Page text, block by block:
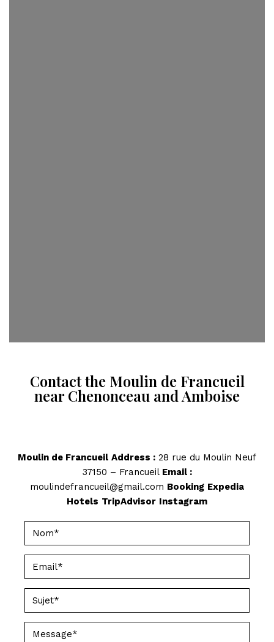
Contact the Moulin de Francueil
near Chenonceau and Amboise
Moulin de Francueil Address : 28 rue du Moulin Neuf
37150 – Francueil Email :
moulindefrancueil@gmail.com Booking Expedia
Hotels TripAdvisor Instagram